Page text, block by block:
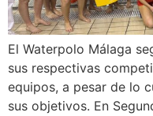
El Waterpolo Málaga
sus respectivas
equipos, a pesar de lo
sus objetivos. En